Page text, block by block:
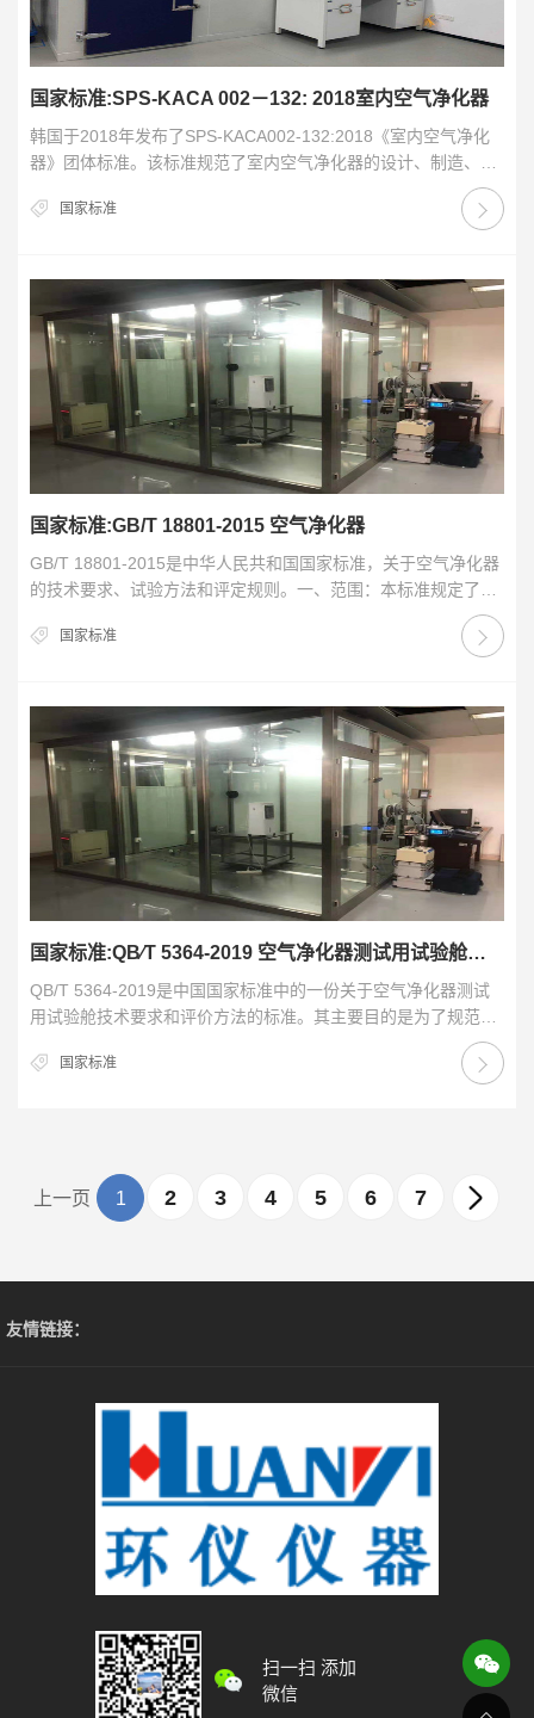
国家标准:SPS-KACA 002－132: 2018室内空气净化器
韩国于2018年发布了SPS-KACA002-132:2018《室内空气净化
器》团体标准。该标准规范了室内空气净化器的设计、制造、测
国家标准
国家标准:GB/T 18801-2015 空气净化器
GB/T 18801-2015是中华人民共和国国家标准，关于空气净化器
的技术要求、试验方法和评定规则。一、范围：本标准规定了空
国家标准
国家标准:QB∕T 5364-2019 空气净化器测试用试验舱技术要求和评价方法
QB/T 5364-2019是中国国家标准中的一份关于空气净化器测试
用试验舱技术要求和评价方法的标准。其主要目的是为了规范空
国家标准
上一页 1 2 3 4 5 6 7
友情链接：
扫一扫 添加
微信